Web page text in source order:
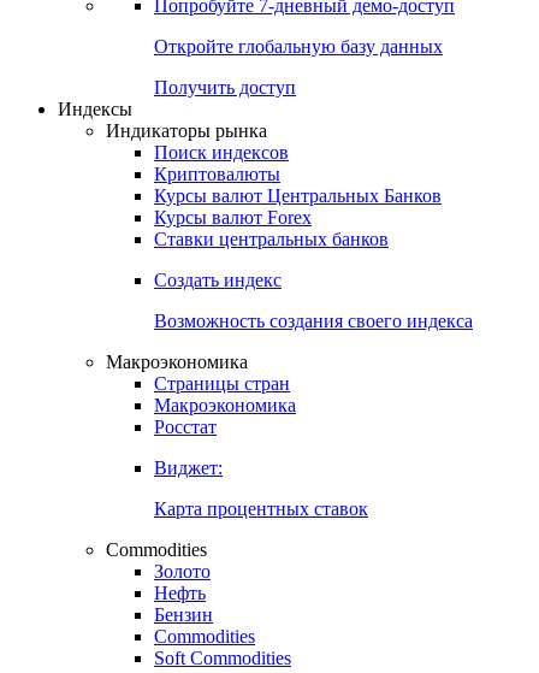
Попробуйте 7-дневный демо-доступ
Откройте глобальную базу данных
Получить доступ
Индексы
Индикаторы рынка
Поиск индексов
Криптовалюты
Курсы валют Центральных Банков
Курсы валют Forex
Ставки центральных банков
Создать индекс
Возможность создания своего индекса
Макроэкономика
Страницы стран
Макроэкономика
Росстат
Виджет:
Карта процентных ставок
Commodities
Золото
Нефть
Бензин
Commodities
Soft Commodities